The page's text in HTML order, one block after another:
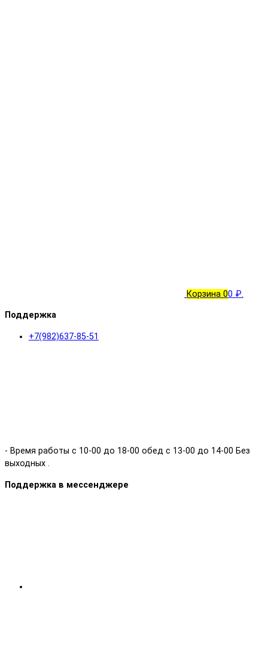
Корзина 00 ₽.
Поддержка
+7(982)637-85-51
- Время работы с 10-00 до 18-00 обед с 13-00 до 14-00 Без
выходных .
Поддержка в мессенджере